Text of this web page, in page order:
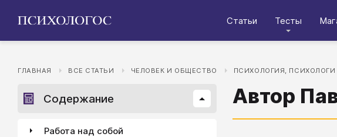
Статьи Тесты
ГЛАВНАЯ ВСЕ СТАТЬИ ЧЕЛОВЕК И ОБЩЕСТВО ПСИХОЛОГИЯ, ПСИХОЛОГИ
Автор
Содержание
Работа над собой